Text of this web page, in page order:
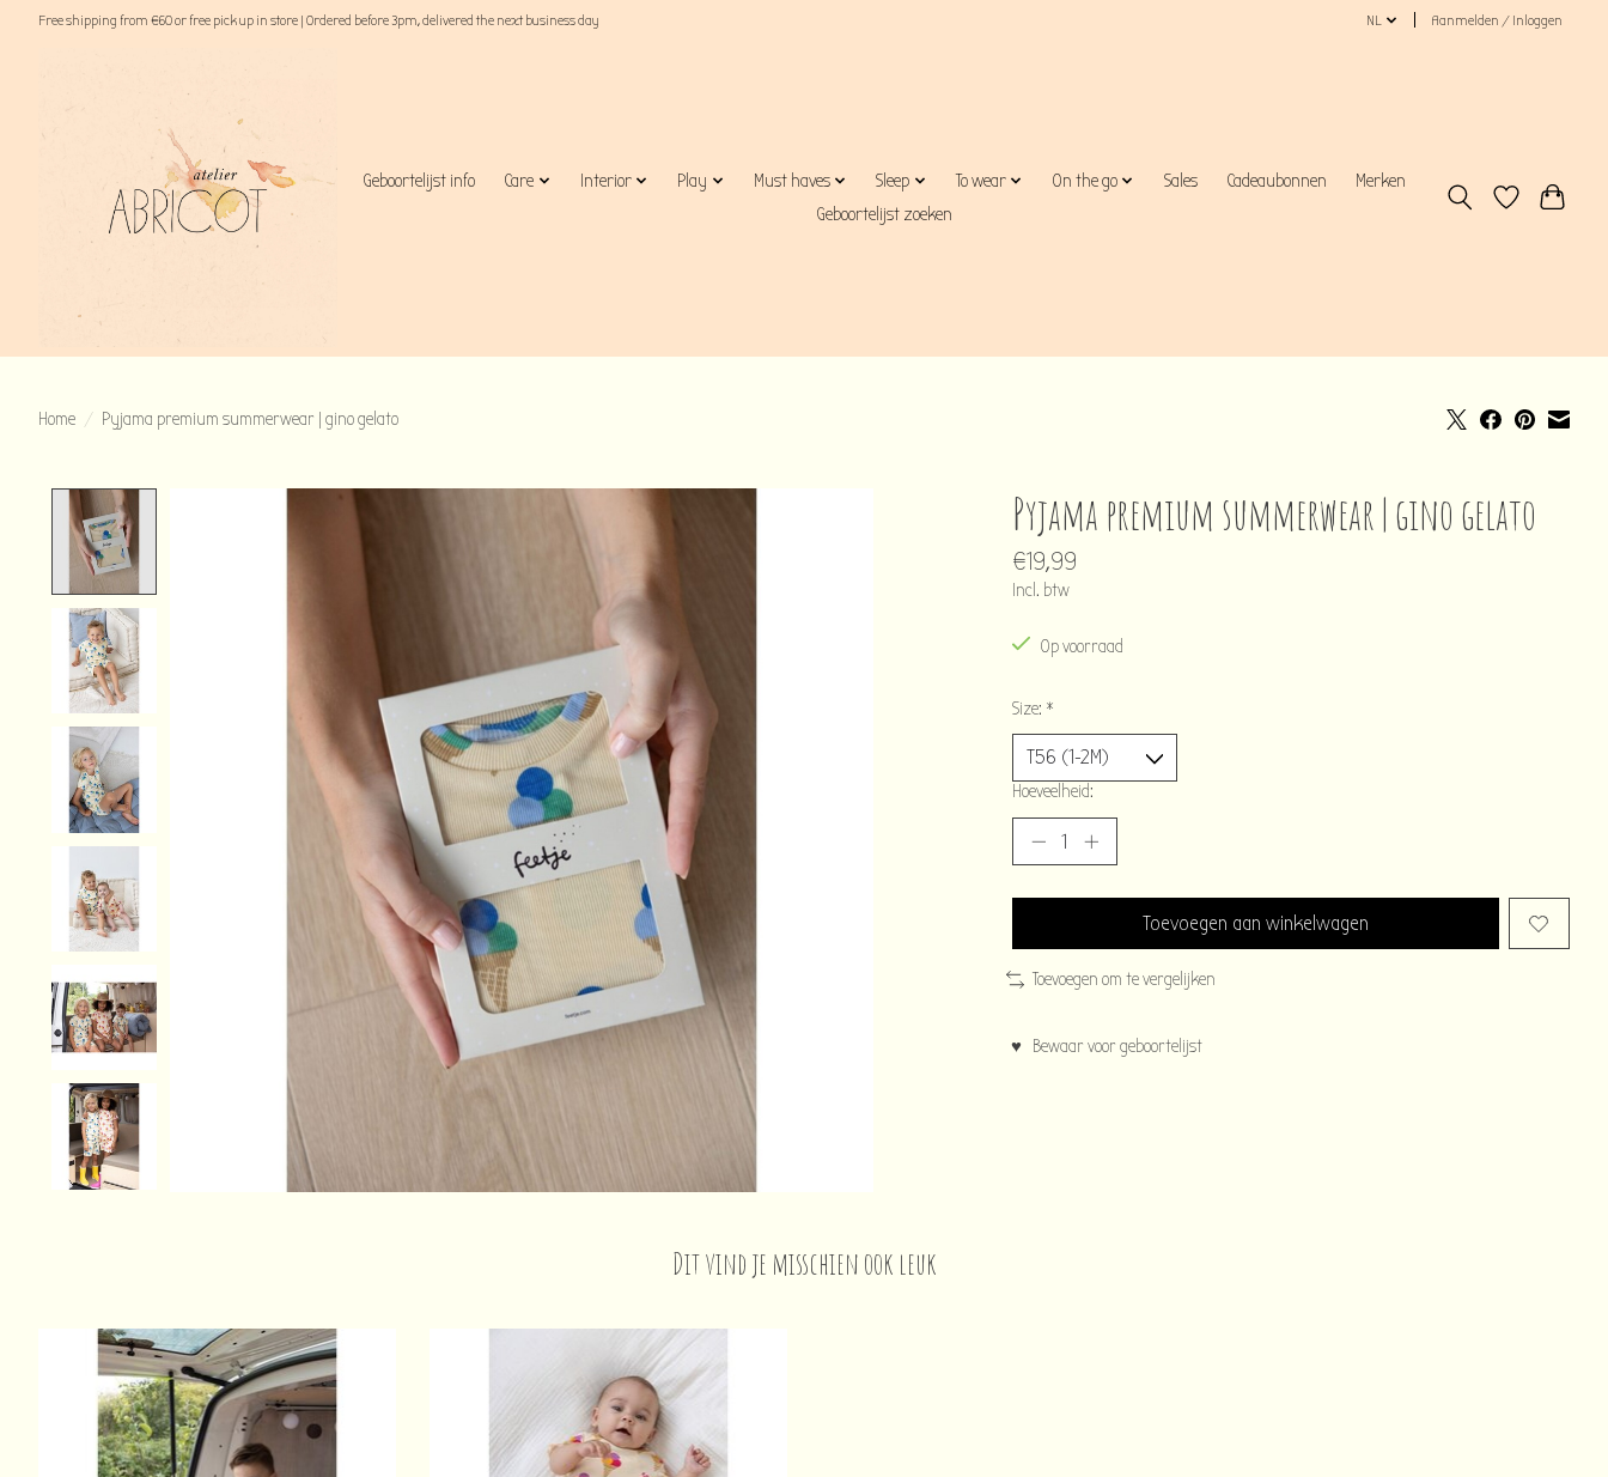
Free shipping from €60 or free pick up in store | Ordered before 3pm, delivered the next business day NL Aanmelden / Inloggen
Geboortelijst info Care Interior Play Must haves Sleep To wear On the go Sales Cadeaubonnen
Merken
Geboortelijst zoeken
Home / Pyjama premium summerwear | gino gelato
Product image slideshow Items Pyjama premium summerwear | gino gelato
€19,99
Incl. btw
Op voorraad
Size: *
Hoeveelheid:
Toevoegen aan winkelwagen
Toevoegen om te vergelijken
♥ Bewaar voor geboortelijst
Dit vind je misschien ook leuk
Items van productcarrousel